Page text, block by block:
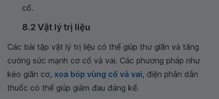
cổ.
8.2 Vật lý trị liệu
Các bài tập vật lý trị liệu có thể giúp thư giãn và tăng
cường sức mạnh cơ cổ và vai. Các phương pháp như
kéo giãn cơ, xoa bóp vùng cổ và vai, điện phân dẫn
thuốc có thể giúp giảm đau đáng kể.